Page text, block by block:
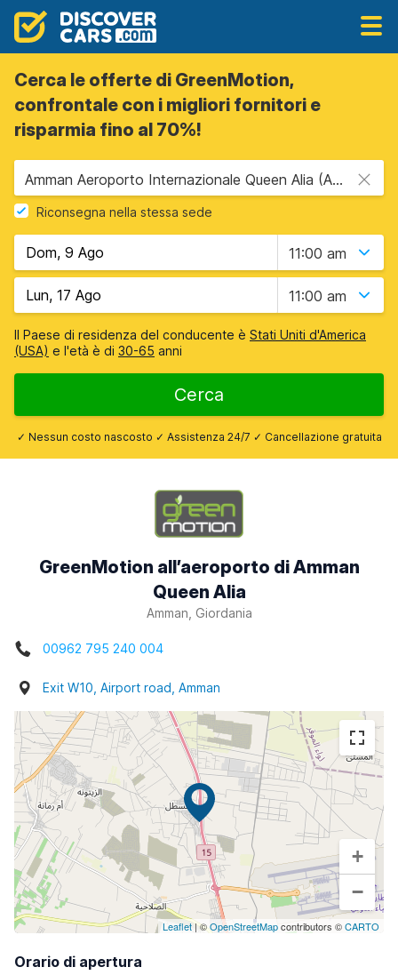
Cerca le offerte di GreenMotion,
confrontale con i migliori fornitori e
risparmia fino al 70%!
Amman Aeroporto Internazionale Queen Alia (AMM), Amman, Giordania
Riconsegna nella stessa sede
11:00 am
11:00 am
Il Paese di residenza del conducente è Stati Uniti d'America
(USA) e l'età è di 30-65 anni
Cerca
✓ Nessun costo nascosto ✓ Assistenza 24/7 ✓ Cancellazione gratuita
GreenMotion all’aeroporto di Amman
Queen Alia
Amman, Giordania
00962 795 240 004
Exit W10, Airport road, Amman
+
−
Leaflet| ©OpenStreetMapcontributors ©CARTO
Orario di apertura